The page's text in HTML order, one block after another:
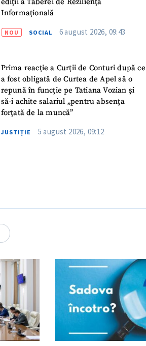
Informațională
NOU SOCIAL 6 august 2026, 09:43
Prima reacție a Curții de Conturi după ce
a fost obligată de Curtea de Apel să o
repună în funcție pe Tatiana Vozian și
să-i achite salariul „pentru absența
forțată de la muncă”
JUSTIȚIE 5 august 2026, 09:12
cupolitica de